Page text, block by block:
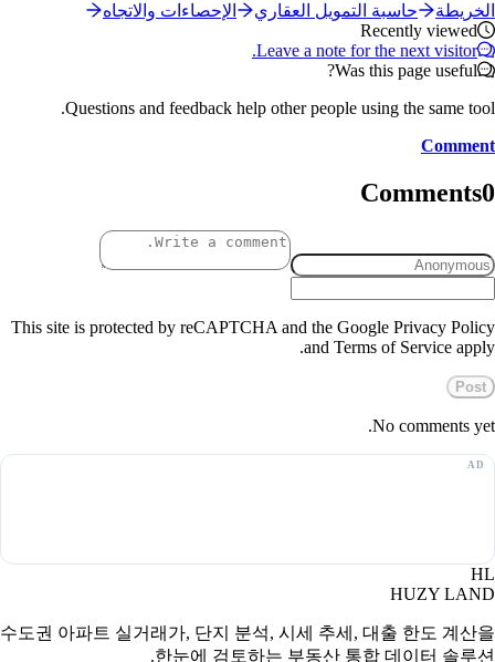
الخريطة
حاسبة التمويل العقاري
الإحصاءات والاتجاه
Recently viewed
Leave a note for the next visitor.
Was this page useful?
Questions and feedback help other people using the same tool.
Comment
Comments0
This site is protected by reCAPTCHA and the Google Privacy Policy
and Terms of Service apply.
Post
No comments yet.
HL
HUZY LAND
수도권 아파트 실거래가, 단지 분석, 시세 추세, 대출 한도 계산을
한눈에 검토하는 부동산 통합 데이터 솔루션.